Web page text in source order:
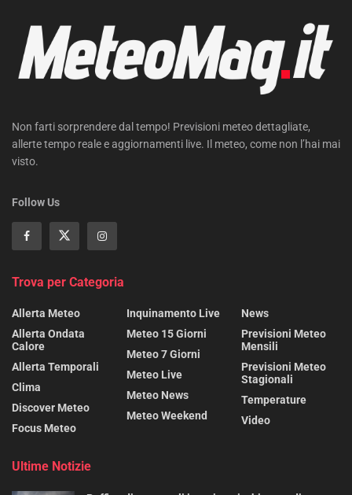
Non farti sorprendere dal tempo! Previsioni meteo dettagliate,
allerte tempo reale e aggiornamenti live. Il meteo, come non l’hai mai
visto.
Follow Us
Trova per Categoria
Allerta Meteo
Allerta Ondata
Calore
Allerta Temporali
Clima
Discover Meteo
Focus Meteo
Inquinamento Live
Meteo 15 Giorni
Meteo 7 Giorni
Meteo Live
Meteo News
Meteo Weekend
News
Previsioni Meteo
Mensili
Previsioni Meteo
Stagionali
Temperature
Video
Ultime Notizie